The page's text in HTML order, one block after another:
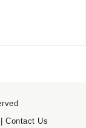
|Contact Us